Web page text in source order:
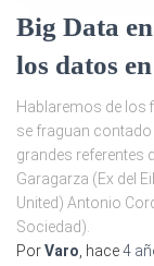
Big Data
los datos
Hablaremos de los
se fraguan
grandes referentes
Garagarza (Ex del
United) Antonio
Sociedad).
PorVaro , hace4